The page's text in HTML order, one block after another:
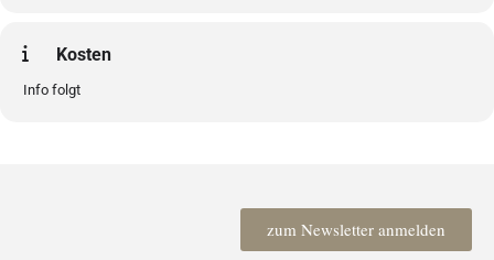
Kosten
Info folgt
zum Newsletter anmelden